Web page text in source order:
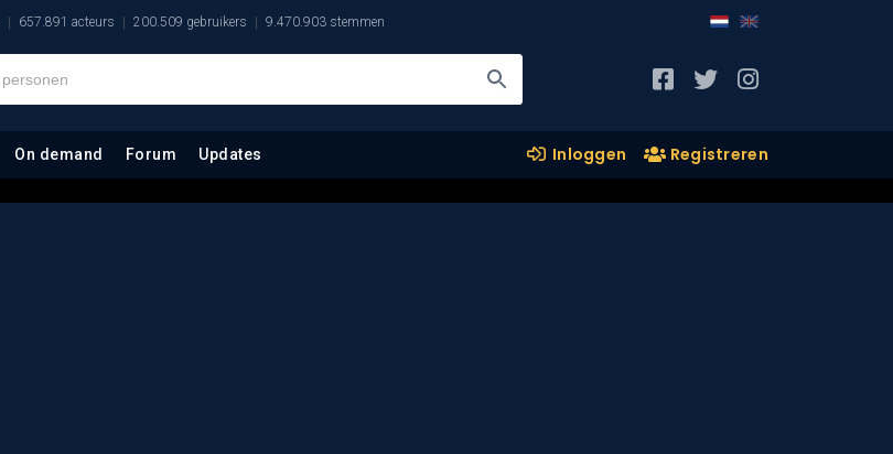
657.891 acteurs 200.509 gebruikers 9.470.903 stemmen
On demand Forum Updates Inloggen Registreren